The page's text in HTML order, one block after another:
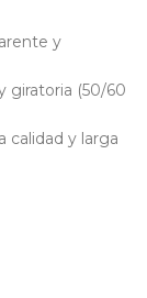
y
giratoria (50/60
calidad y larga